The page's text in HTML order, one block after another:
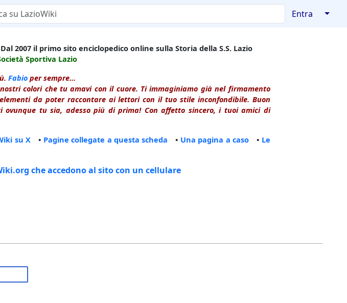
Entra ↓
2007 il primo sito enciclopedico online sulla Storia della S.S. Lazio
Sportiva Lazio
Fabio per sempre...
colori che tu amavi con il cuore. Ti immaginiamo già nel firmamento
da poter raccontare ai lettori con il tuo stile inconfondibile. Buon
ovunque tu sia, adesso più di prima! Con affetto sincero, i tuoi amici di
su X • Pagine collegate a questa scheda • Una pagina a caso • Le
che accedono al sito con un cellulare